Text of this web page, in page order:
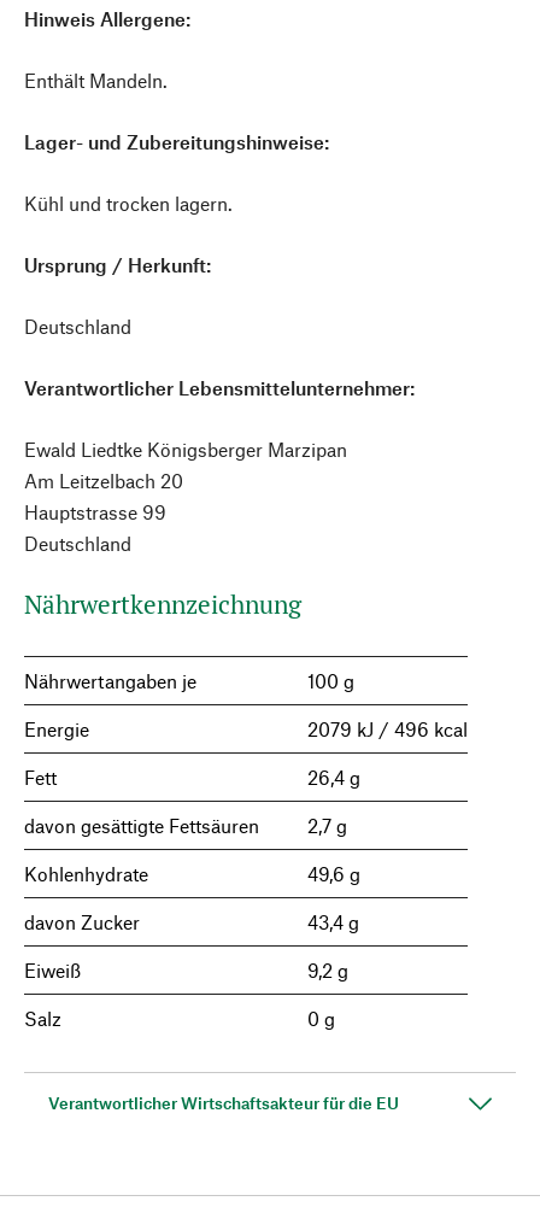
Hinweis Allergene:
Enthält Mandeln.
Lager- und Zubereitungshinweise:
Kühl und trocken lagern.
Ursprung / Herkunft:
Deutschland
Verantwortlicher Lebensmittelunternehmer:
Ewald Liedtke Königsberger Marzipan
Am Leitzelbach 20
Hauptstrasse 99
Deutschland
Nährwertkennzeichnung
Nährwertangaben je 100 g
Energie 2079 kJ / 496 kcal
Fett 26,4 g
davon gesättigte Fettsäuren 2,7 g
Kohlenhydrate 49,6 g
davon Zucker 43,4 g
Eiweiß 9,2 g
Salz 0 g
Verantwortlicher Wirtschaftsakteur für die EU